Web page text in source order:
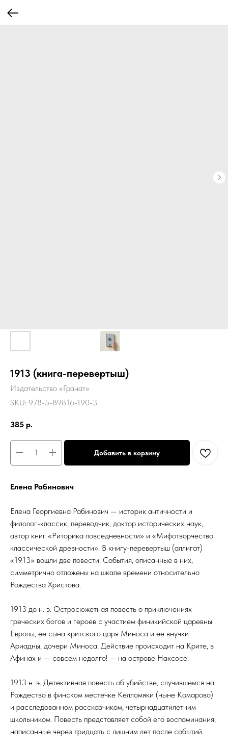
1913 (книга-перевертыш)
Издательство «Гранат»
SKU: 978-5-89816-190-3
385 р.
Добавить в корзину
Елена Рабинович
Елена Георгиевна Рабинович — историк античности и
филолог-классик, переводчик, доктор исторических наук,
автор книг «Риторика повседневности» и «Мифотворчество
классической древности». В книгу-перевертыш (аллигат)
«1913» вошли две повести. События, описанные в них,
симметрично отложены на шкале времени относительно
Рождества Христова.
1913 до н. э. Остросюжетная повесть о приключениях
греческих богов и героев с участием финикийской царевны
Европы, ее сына критского царя Миноса и ее внучки
Ариадны, дочери Миноса. Действие происходит на Крите, в
Афинах и — совсем недолго! — на острове Наксосе.
1913 н. э. Детективная повесть об убийстве, случившемся на
Рождество в финском местечке Келломяки (ныне Комарово)
и расследованном рассказчиком, четырнадцатилетним
школьником. Повесть представляет собой его воспоминания,
написанные через тридцать с лишним лет после событий.